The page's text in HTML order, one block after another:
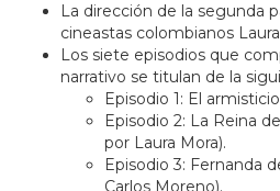
La dirección de la segunda
cineastas colombianos
Los siete episodios que
narrativo se titulan de la
Episodio 1: El
Episodio 2: La Reina
por Laura Mora).
Episodio 3: Fernanda
Carlos Moreno).